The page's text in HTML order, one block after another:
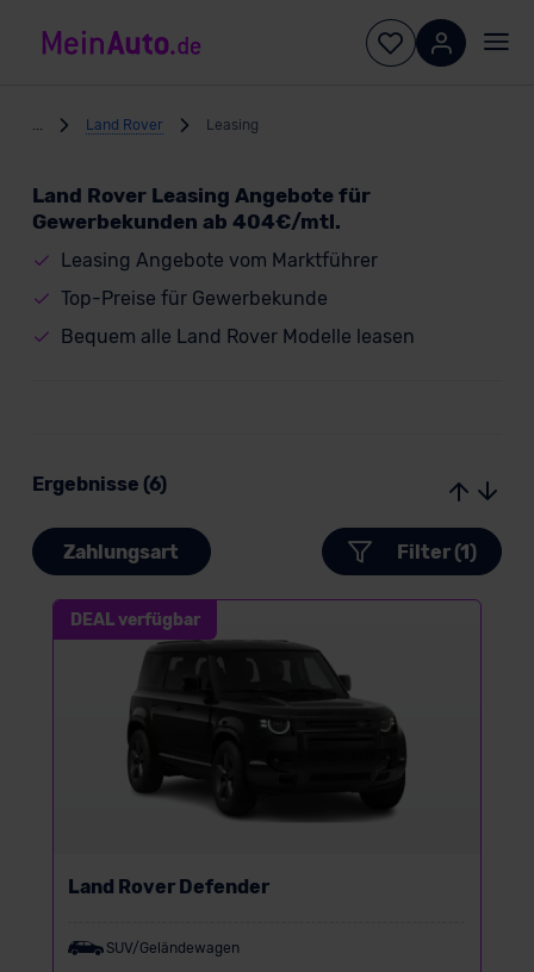
Land Rover Leasing
Land Rover Leasing Angebote für
Gewerbekunden ab 404€/mtl.
Leasing Angebote vom Marktführer
Top-Preise für Gewerbekunde
Bequem alle Land Rover Modelle leasen
Ergebnisse (6)
Zahlungsart Filter (1)
DEAL verfügbar
Land Rover Defender
SUV/Geländewagen